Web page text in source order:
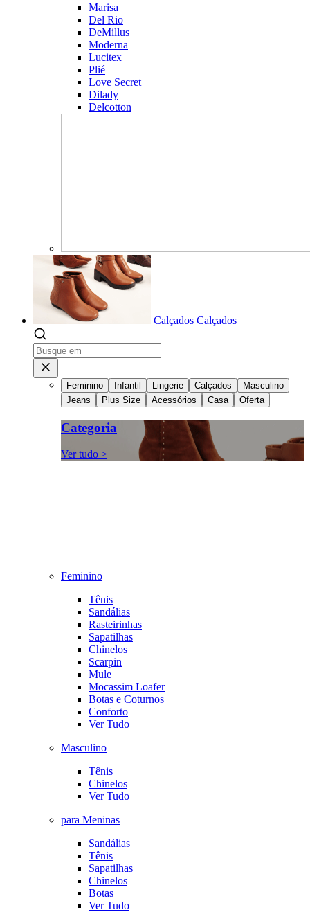
Marisa
Del Rio
DeMillus
Moderna
Lucitex
Plié
Love Secret
Dilady
Delcotton
Calçados Calçados
Feminino Infantil Lingerie Calçados
Masculino
Jeans
Plus Size Acessórios Casa Oferta
Categoria
Ver tudo >
Feminino
Tênis
Sandálias
Rasteirinhas
Sapatilhas
Chinelos
Scarpin
Mule
Mocassim Loafer
Botas e Coturnos
Conforto
Ver Tudo
Masculino
Tênis
Chinelos
Ver Tudo
para Meninas
Sandálias
Tênis
Sapatilhas
Chinelos
Botas
Ver Tudo